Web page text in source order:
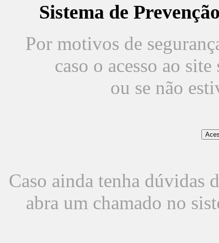
Sistema de
Por motivos de
caso o acesso ao
ou se não
Caso ainda tenha dúvidas
abra um chamado no